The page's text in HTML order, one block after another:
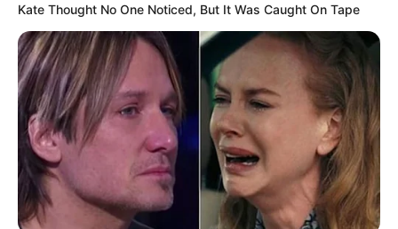
LIHAT ARTIKEL LAINNYA
Kate Thought No One Noticed, But It Was Caught On Tape